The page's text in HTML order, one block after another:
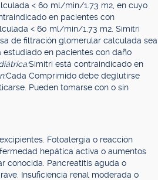
< 60 ml/min/1.73 m2, en cuyo
en pacientes con
< 60 ml/min/1.73 m2. Simitri
de filtración glomerular calculada sea
estudiado en pacientes con daño
Simitri está contraindicado en
Cada Comprimido debe deglutirse
Pueden tomarse con o sin
Fotoalergia o reacción
hepática activa o aumentos
conocida. Pancreatitis aguda o
Insuficiencia renal moderada o